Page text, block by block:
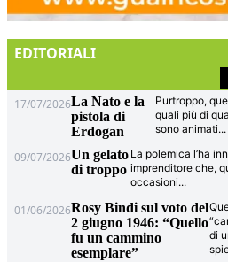
EDITORIALI
17/07/2026La Nato e la
pistola di
Erdogan
Purtroppo,
quali più di
sono animati...
09/07/2026Un gelato
di troppo
La polemica l’ha
imprenditore che,
occasioni...
01/06/2026Rosy Bindi sul voto del
2 giugno 1946: “Quello
fu un cammino
esemplare”
di